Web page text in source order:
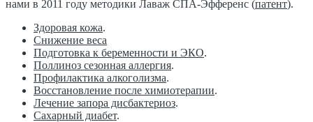
нами в 2011 году методики Лаваж СПА-Эфференс (патент).
Здоровая кожа.
Снижение веса
Подготовка к беременности и ЭКО.
Поллиноз сезонная аллергия.
Профилактика алкоголизма.
Восстановление после химиотерапии.
Лечение запора дисбактериоз.
Сахарный диабет.